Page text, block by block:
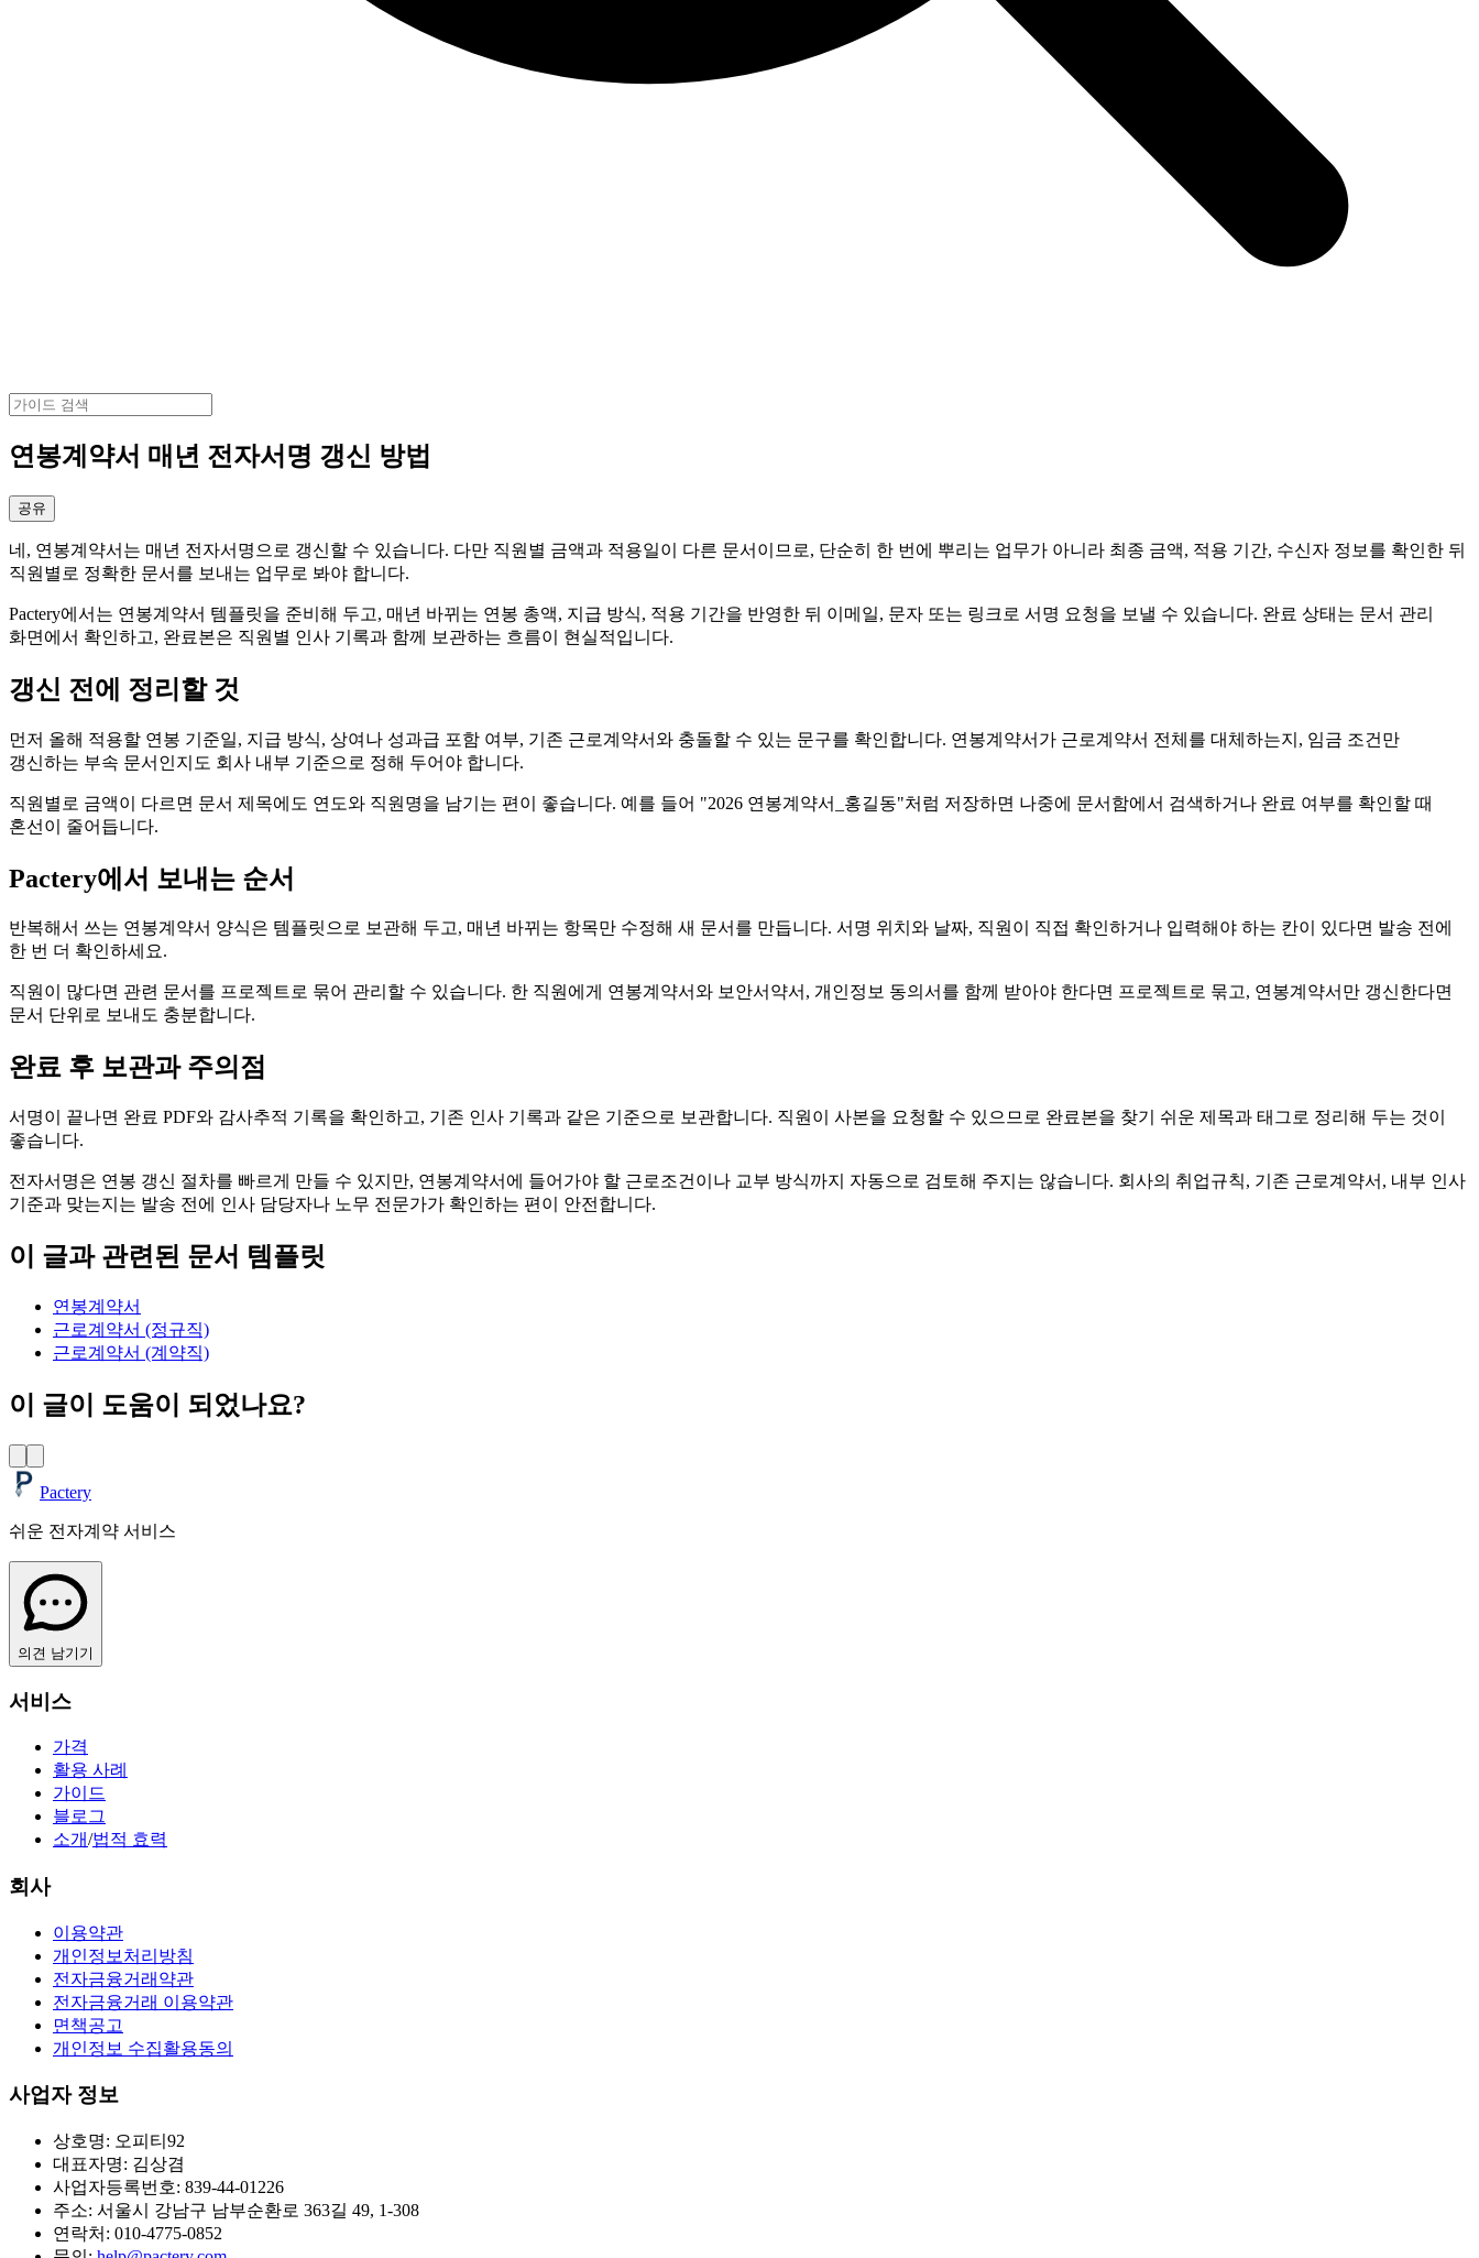
연봉계약서 매년 전자서명 갱신 방법
공유
네, 연봉계약서는 매년 전자서명으로 갱신할 수 있습니다. 다만 직원별 금액과 적용일이 다른 문서이므로, 단순히 한 번에 뿌리는 업무가 아니라 최종 금액, 적용 기간, 수신자 정보를 확인한 뒤
직원별로 정확한 문서를 보내는 업무로 봐야 합니다.
Pactery에서는 연봉계약서 템플릿을 준비해 두고, 매년 바뀌는 연봉 총액, 지급 방식, 적용 기간을 반영한 뒤 이메일, 문자 또는 링크로 서명 요청을 보낼 수 있습니다. 완료 상태는 문서 관리
화면에서 확인하고, 완료본은 직원별 인사 기록과 함께 보관하는 흐름이 현실적입니다.
갱신 전에 정리할 것
먼저 올해 적용할 연봉 기준일, 지급 방식, 상여나 성과급 포함 여부, 기존 근로계약서와 충돌할 수 있는 문구를 확인합니다. 연봉계약서가 근로계약서 전체를 대체하는지, 임금 조건만
갱신하는 부속 문서인지도 회사 내부 기준으로 정해 두어야 합니다.
직원별로 금액이 다르면 문서 제목에도 연도와 직원명을 남기는 편이 좋습니다. 예를 들어 "2026 연봉계약서_홍길동"처럼 저장하면 나중에 문서함에서 검색하거나 완료 여부를 확인할 때
혼선이 줄어듭니다.
Pactery에서 보내는 순서
반복해서 쓰는 연봉계약서 양식은 템플릿으로 보관해 두고, 매년 바뀌는 항목만 수정해 새 문서를 만듭니다. 서명 위치와 날짜, 직원이 직접 확인하거나 입력해야 하는 칸이 있다면 발송 전에
한 번 더 확인하세요.
직원이 많다면 관련 문서를 프로젝트로 묶어 관리할 수 있습니다. 한 직원에게 연봉계약서와 보안서약서, 개인정보 동의서를 함께 받아야 한다면 프로젝트로 묶고, 연봉계약서만 갱신한다면
문서 단위로 보내도 충분합니다.
완료 후 보관과 주의점
서명이 끝나면 완료 PDF와 감사추적 기록을 확인하고, 기존 인사 기록과 같은 기준으로 보관합니다. 직원이 사본을 요청할 수 있으므로 완료본을 찾기 쉬운 제목과 태그로 정리해 두는 것이
좋습니다.
전자서명은 연봉 갱신 절차를 빠르게 만들 수 있지만, 연봉계약서에 들어가야 할 근로조건이나 교부 방식까지 자동으로 검토해 주지는 않습니다. 회사의 취업규칙, 기존 근로계약서, 내부 인사
기준과 맞는지는 발송 전에 인사 담당자나 노무 전문가가 확인하는 편이 안전합니다.
이 글과 관련된 문서 템플릿
연봉계약서
근로계약서 (정규직)
근로계약서 (계약직)
이 글이 도움이 되었나요?
Pactery
쉬운 전자계약 서비스
의견 남기기
서비스
가격
활용 사례
가이드
블로그
소개/법적 효력
회사
이용약관
개인정보처리방침
전자금융거래약관
전자금융거래 이용약관
면책공고
개인정보 수집활용동의
사업자 정보
상호명: 오피티92
대표자명: 김상겸
사업자등록번호: 839-44-01226
주소: 서울시 강남구 남부순환로 363길 49, 1-308
연락처: 010-4775-0852